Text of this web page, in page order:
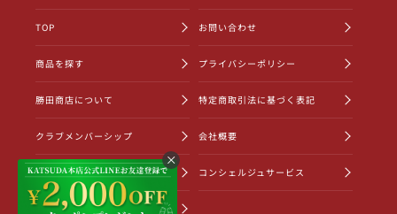
TOP
商品を探す
勝田商店について
クラブメンバーシップ
ショッピングガイド
お知らせ一覧
お問い合わせ
プライバシーポリシー
特定商取引法に基づく表記
会社概要
コンシェルジュサービス